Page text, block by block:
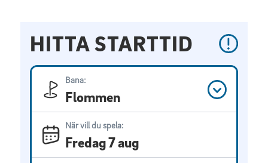
HITTA STARTTID
Bana:
Flommen
När vill du spela:
Fredag 7 aug